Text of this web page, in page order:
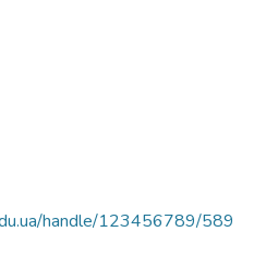
handle/123456789/589